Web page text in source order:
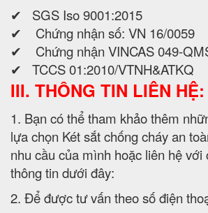
✔ SGS Iso 9001:2015
✔ Chứng nhận số: VN 16/0059
✔ Chứng nhận VINCAS 049-
✔ TCCS 01:2010/VTNH&ATKQ
III. THÔNG TIN LIÊN HỆ:
1. Bạn có thể tham khảo thêm
lựa chọn Két sắt chống cháy an
nhu cầu của mình hoặc liên hệ với
thông tin dưới đây:
2. Để được tư vấn theo số điện